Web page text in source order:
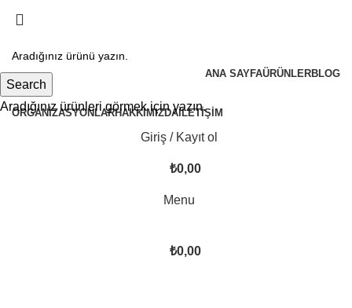
ANA SAYFAÜRÜNLERBLOG
ORGANIZASYONLARHAKKIMIZDAİLETIŞIM
Giriş / Kayıt ol
₺0,00
Menu
₺0,00
Search
Aradığınız ürünleri görmek için yazın.